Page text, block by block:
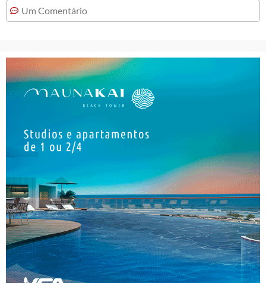
Um Comentário